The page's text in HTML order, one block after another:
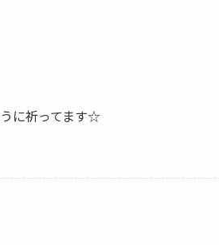
に祈ってます☆